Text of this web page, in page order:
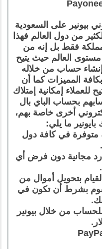
بيونير على السعودية
من دول العالم فهذا
فقط بل إنه من
مستوى العالم حيث يتيح
حساب من خلاله
المميزات كما أن
للعملاء إمكانية إمتلاك
بحساب الباي بال
أخرى خاصة بهم،
ما يلي:
متوفرة في كافة دول
مجانية دون فرض أي
بتحويل أموال من
بشرط أن تكون في
من خلال بيونير